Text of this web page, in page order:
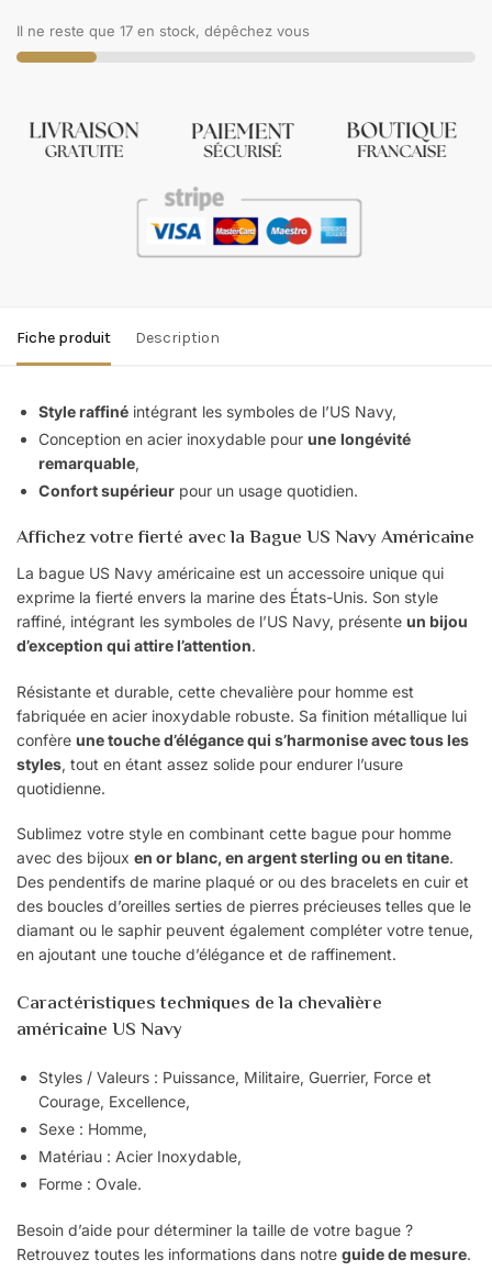
Il ne reste que 17 en stock, dépêchez vous
Fiche produit Description
Style raffiné intégrant les symboles de l’US Navy,
Conception en acier inoxydable pour une longévité
remarquable,
Confort supérieur pour un usage quotidien.
Affichez votre fierté avec la Bague US Navy Américaine
La bague US Navy américaine est un accessoire unique qui
exprime la fierté envers la marine des États-Unis. Son style
raffiné, intégrant les symboles de l’US Navy, présente un bijou
d’exception qui attire l’attention.
Résistante et durable, cette chevalière pour homme est
fabriquée en acier inoxydable robuste. Sa finition métallique lui
confère une touche d’élégance qui s’harmonise avec tous les
styles, tout en étant assez solide pour endurer l’usure
quotidienne.
Sublimez votre style en combinant cette bague pour homme
avec des bijoux en or blanc, en argent sterling ou en titane.
Des pendentifs de marine plaqué or ou des bracelets en cuir et
des boucles d’oreilles serties de pierres précieuses telles que le
diamant ou le saphir peuvent également compléter votre tenue,
en ajoutant une touche d’élégance et de raffinement.
Caractéristiques techniques de la chevalière
américaine US Navy
Styles / Valeurs : Puissance, Militaire, Guerrier, Force et
Courage, Excellence,
Sexe : Homme,
Matériau : Acier Inoxydable,
Forme : Ovale.
Besoin d’aide pour déterminer la taille de votre bague ?
Retrouvez toutes les informations dans notre guide de mesure.